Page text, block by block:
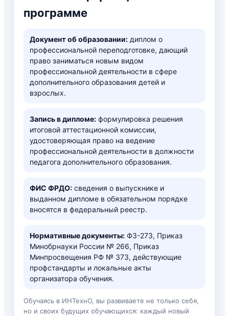
программе
Документ об образовании: диплом о
профессиональной переподготовке, дающий
право заниматься новым видом
профессиональной деятельности в сфере
дополнительного образования детей и
взрослых.
Запись в дипломе: формулировка решения
итоговой аттестационной комиссии,
удостоверяющая право на ведение
профессиональной деятельности в должности
педагога дополнительного образования.
ФИС ФРДО: сведения о выпускнике и
выданном дипломе в обязательном порядке
вносятся в федеральный реестр.
Нормативные документы: ФЗ-273, Приказ
Минобрнауки России № 266, Приказ
Минпросвещения РФ № 373, действующие
профстандарты и локальные акты
организатора обучения.
Обучаясь в ИНТехнО, вы развиваете не только себя,
но и своих будущих обучающихся: каждый новый